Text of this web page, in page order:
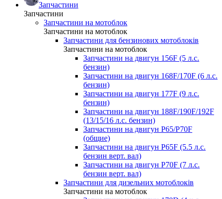
Запчастини
Запчастини
Запчастини на мотоблок
Запчастини на мотоблок
Запчастини для бензинових мотоблоків
Запчастини на мотоблок
Запчастини на двигун 156F (5 л.с.
бензин)
Запчастини на двигун 168F/170F (6 л.с.
бензин)
Запчастини на двигун 177F (9 л.с.
бензин)
Запчастини на двигун 188F/190F/192F
(13/15/16 л.с. бензин)
Запчастини на двигун P65/P70F
(общие)
Запчастини на двигун P65F (5.5 л.с.
бензин верт. вал)
Запчастини на двигун P70F (7 л.с.
бензин верт. вал)
Запчастини для дизельних мотоблоків
Запчастини на мотоблок